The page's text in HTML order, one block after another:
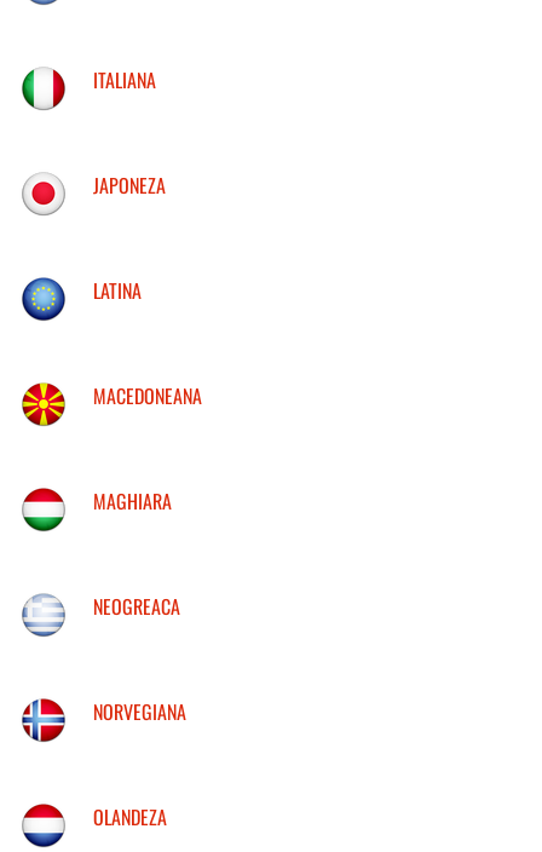
ITALIANA
JAPONEZA
LATINA
MACEDONEANA
MAGHIARA
NEOGREACA
NORVEGIANA
OLANDEZA